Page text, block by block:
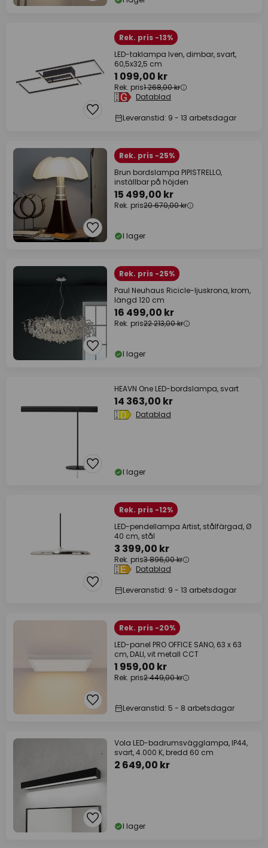
Rek. pris -13%
LED-taklampa Iven, dimbar, svart,
60,5x32,5 cm
1 099,00 kr
Rek. pris1 268,00 kr
Datablad
Leveranstid: 9 - 13 arbetsdagar
Rek. pris -25%
Brun bordslampa PIPISTRELLO,
inställbar på höjden
15 499,00 kr
Rek. pris20 670,00 kr
I lager
Rek. pris -25%
Paul Neuhaus Ricicle-ljuskrona, krom,
längd 120 cm
16 499,00 kr
Rek. pris22 213,00 kr
I lager
HEAVN One LED-bordslampa, svart
14 363,00 kr
Datablad
I lager
Rek. pris -12%
LED-pendellampa Artist, stålfärgad, Ø
40 cm, stål
3 399,00 kr
Rek. pris3 896,00 kr
Datablad
Leveranstid: 9 - 13 arbetsdagar
Rek. pris -20%
LED-panel PRO OFFICE SANO, 63 x 63
cm, DALI, vit metall CCT
1 959,00 kr
Rek. pris2 449,00 kr
Leveranstid: 5 - 8 arbetsdagar
Vola LED-badrumsvägglampa, IP44,
svart, 4.000 K, bredd 60 cm
2 649,00 kr
I lager